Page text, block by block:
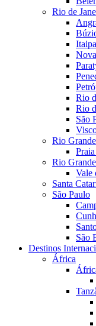
Rio de
Rio
Rio
São
Rio
Rio
Vale
Santa
São Paulo
São
Destinos
África